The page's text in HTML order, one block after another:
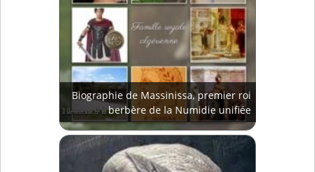
Biographie de Massinissa, premier roi
berbère de la Numidie unifiée